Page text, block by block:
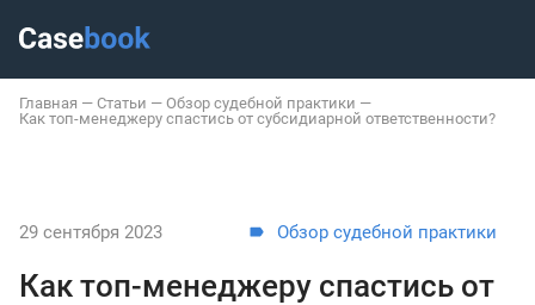
Главная — Статьи — Обзор судебной практики —
Как топ-менеджеру спастись от субсидиарной ответственности?
29 сентября 2023 Обзор судебной практики
Как топ-менеджеру спастись от